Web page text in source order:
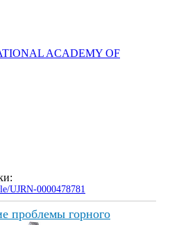
ACADEMY OF
UJRN-0000478781
проблемы горного